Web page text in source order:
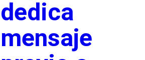
dedica
mensaje